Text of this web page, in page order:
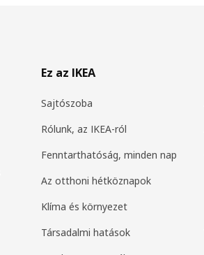
Ez az IKEA
Sajtószoba
Rólunk, az IKEA-ról
Fenntarthatóság, minden nap
Az otthoni hétköznapok
Klíma és környezet
Társadalmi hatások